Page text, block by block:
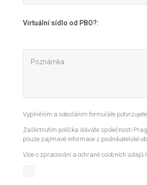
Virtuální sídlo od PBO?:
Vyplněním a odesláním formuláře
Zaškrtnutím políčka dáváte společnosti
pouze zajímavé informace z podnikatelské
Více o zpracování a ochraně osobních údajů